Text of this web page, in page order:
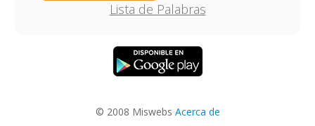
Lista de Palabras
© 2008 Miswebs Acerca de